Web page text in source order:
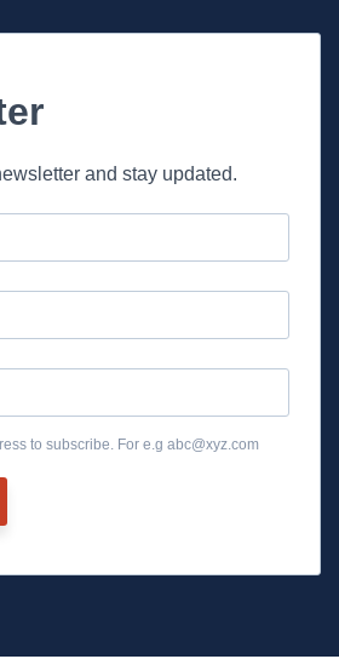
and stay updated.
to subscribe. For e.g abc@xyz.com